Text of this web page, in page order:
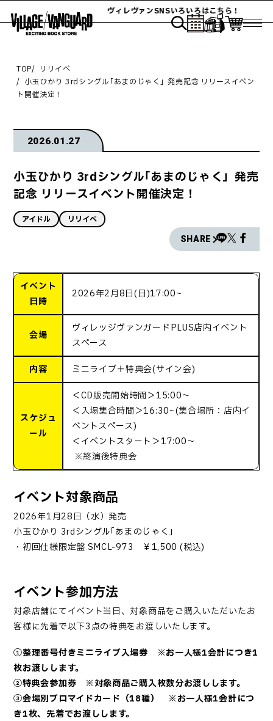
ヴィレヴァンSNSいろいろはこちら！
TOP
リリイベ
小玉ひかり 3rdシングル｢あまのじゃく」発売記念 リリースイベン
ト開催決定 !
2026.01.27
小玉ひかり 3rdシングル｢あまのじゃく」発売
記念 リリースイベント開催決定 !
アイドル リリイベ
SHARE
イベント
日時
2026年2月8日(日)17:00~
会場
ヴィレッジヴァンガードPLUS店内イベント
スペース
内容 ミニライブ＋特典会(サイン会)
スケジュ
ール
＜CD販売開始時間＞15:00～
＜入場集合時間＞16:30~(集合場所：店内イ
ベントスペース)
＜イベントスタート＞17:00～
※終演後特典会
イベント対象商品
2026年1月28日（水）発売
小玉ひかり 3rdシングル｢あまのじゃく」
・初回仕様限定盤 SMCL-973 ￥1,500 (税込)
イベント参加方法
対象店舗にてイベント当日、対象商品をご購入いただいたお
客様に先着で以下3点の特典をお渡しいたします。
①整理番号付きミニライブ入場券 ※お一人様1会計につき1
枚お渡しします。
②特典会参加券 ※対象商品ご購入枚数分お渡しします。
③会場別ブロマイドカード（18種） ※お一人様1会計につ
き1枚、先着でお渡しします。